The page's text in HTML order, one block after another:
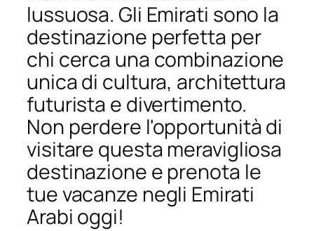
lussuosa. Gli Emirati sono la
destinazione perfetta per
chi cerca una combinazione
unica di cultura, architettura
futurista e divertimento.
Non perdere l'opportunità di
visitare questa meravigliosa
destinazione e prenota le
tue vacanze negli Emirati
Arabi oggi!